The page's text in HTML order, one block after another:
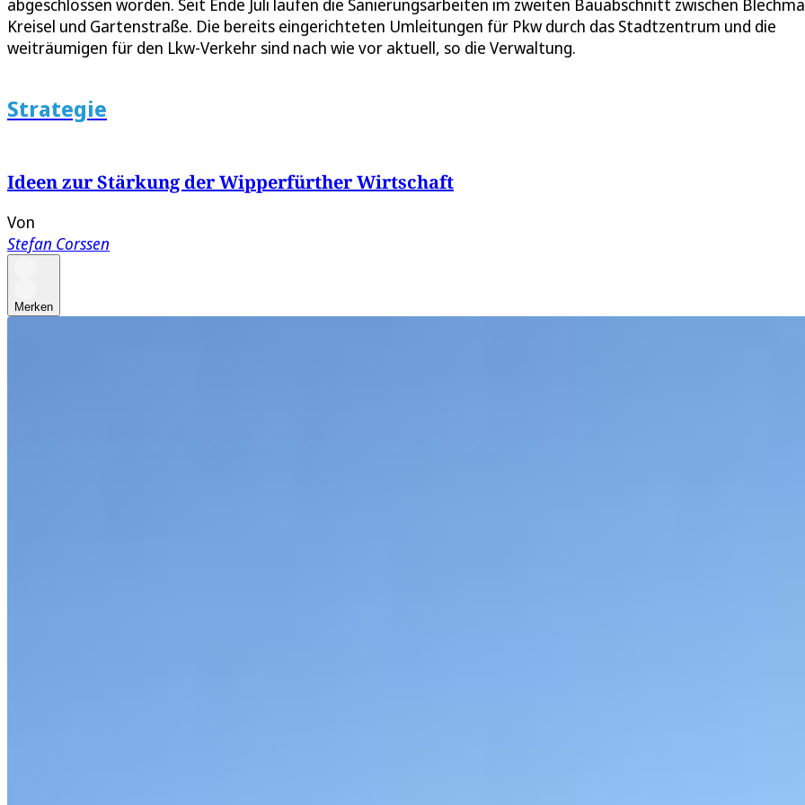
abgeschlossen worden. Seit Ende Juli laufen die Sanierungsarbeiten im zweiten Bauabschnitt zwischen
Kreisel und Gartenstraße. Die bereits eingerichteten Umleitungen für Pkw durch das Stadtzentrum und die
weiträumigen für den Lkw-Verkehr sind nach wie vor aktuell, so die Verwaltung.
Strategie
Ideen zur Stärkung der Wipperfürther Wirtschaft
Von
Stefan Corssen
Merken